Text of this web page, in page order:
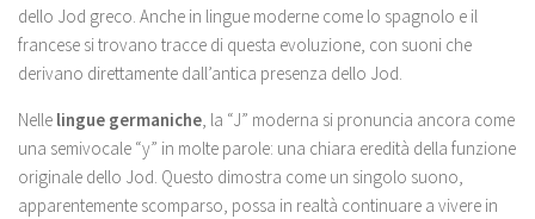
dello Jod greco. Anche in lingue moderne come lo spagnolo e il
francese si trovano tracce di questa evoluzione, con suoni che
derivano direttamente dall’antica presenza dello Jod.
Nelle lingue germaniche , la “J” moderna si pronuncia ancora come
una semivocale “y” in molte parole: una chiara eredità della funzione
originale dello Jod. Questo dimostra come un singolo suono,
apparentemente scomparso, possa in realtà continuare a vivere in